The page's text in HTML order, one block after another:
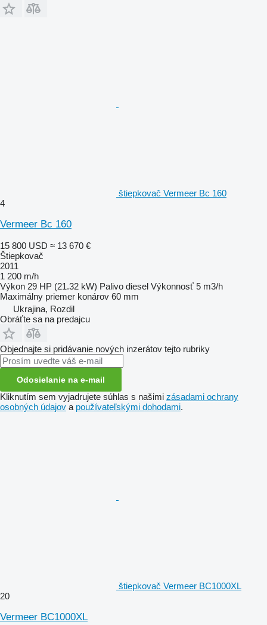
štiepkovač Vermeer Bc 160
4
Vermeer Bc 160
15 800 USD ≈ 13 670 €
Štiepkovač
2011
1 200 m/h
Výkon 29 HP (21.32 kW) Palivo diesel Výkonnosť 5 m3/h
Maximálny priemer konárov 60 mm
Ukrajina, Rozdil
Obráťte sa na predajcu
Objednajte si pridávanie nových inzerátov tejto rubriky
Odosielanie na e-mail
Kliknutím sem vyjadrujete súhlas s našimi zásadami ochrany
osobných údajov a používateľskými dohodami.
štiepkovač Vermeer BC1000XL
20
Vermeer BC1000XL